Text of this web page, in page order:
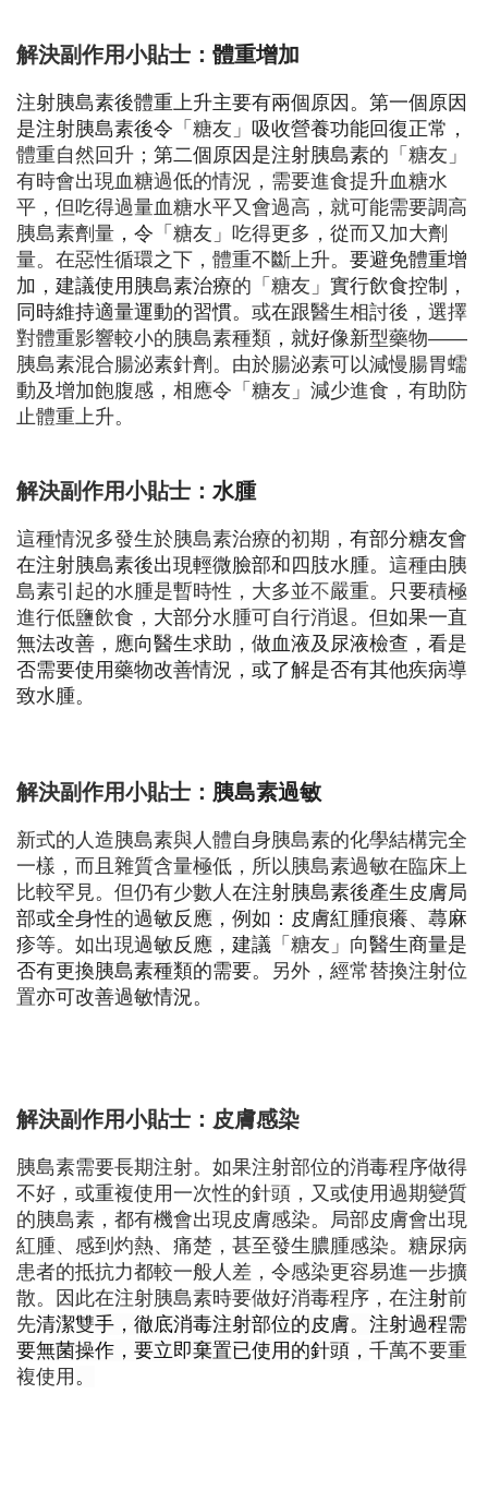
解決副作用小貼士： 體重增加
注射胰島素後體重上升主要有兩個原因。第一個原因
是注射胰島素後令 「糖友」 吸收營養功能回復正常，
體重自然回升； 第二個原因是注射胰島素的「糖友」
有時會出現血糖過低的情況，需要進食提升血糖水
平，但吃得過量血糖水平又會過高，就可能需要調高
胰島素劑量 ，令 「糖友」吃得更多，從而又加大劑
量。在惡性循環之下，體重​不斷上升。 要避免體重增
加，建議使用胰島素治療的「糖友」 實行飲食控制，
同時維持適量運動的習慣。 或​在跟醫生相討後，選擇
對體重影響較小的胰島素種類 ，就好像新型藥物——
胰島素混合腸泌素針劑。由於腸泌素可以減慢腸胃蠕
動及增加飽腹感，相應令「糖友」減少進食，有助防
止體重上升。
解決副作用小貼士： 水腫
這種情況多發生於胰島素治療的初期， 有部分糖友會
在注射胰島素後出現輕微臉部和四肢水腫。 這種由胰
島素引起的水腫是暫時性，大多並不嚴重。 只要積極
進行低鹽飲食， 大部分水腫可自行消退。 但如果一直
無法改善，應向醫生求助，做血液及尿液檢查，看是
否需要使用藥物改善情況，或了解是否有其他疾病導
致水腫。
解決副作用小貼士： 胰島素過敏
新式的人造胰島素與人體自身胰島素的化學結構完全
一樣，而且雜質含量極低，所以胰島素過敏在臨床上
比較罕見。 但仍有少數人在注射胰島素後產生皮膚局
部或全身性的過敏反應，例如：皮膚紅腫痕癢、蕁麻
疹等。 如出現過敏反應，建議 「糖友」向醫生商量是
否有更換胰島素種類的需要。 另外，經常替換注射位
置亦可改善過敏情況。
解決副作用小貼士： 皮膚感染
胰島素需要長期注射。如果注射部位的消毒程序做得
不好，或重複使用一次性的針頭，又或使用過期變質
的胰島素，都有機會出現皮膚感染。局部皮膚會出現
紅腫、感到灼熱、痛楚，甚至發生膿腫感染。糖尿病
患者的抵抗力都較一般人差，令感染更容易進一步擴
散。因此在注射胰島素時要做好消毒程序，在注射前
先清潔雙手，徹底消毒注射部位的皮膚。注射過程需
要無菌操作，要立即棄置已使用的針頭， 千萬不要重
複使用 。